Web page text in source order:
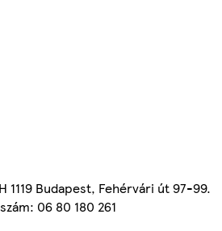
1119 Budapest, Fehérvári út 97-99.
06 80 180 261